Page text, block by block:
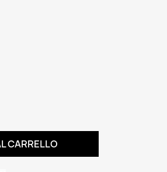
CARRELLO